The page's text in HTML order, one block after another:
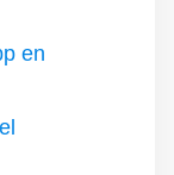
en